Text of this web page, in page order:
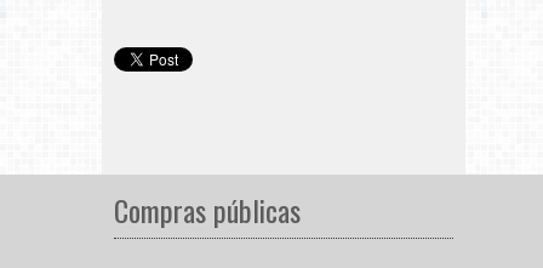
Compras públicas